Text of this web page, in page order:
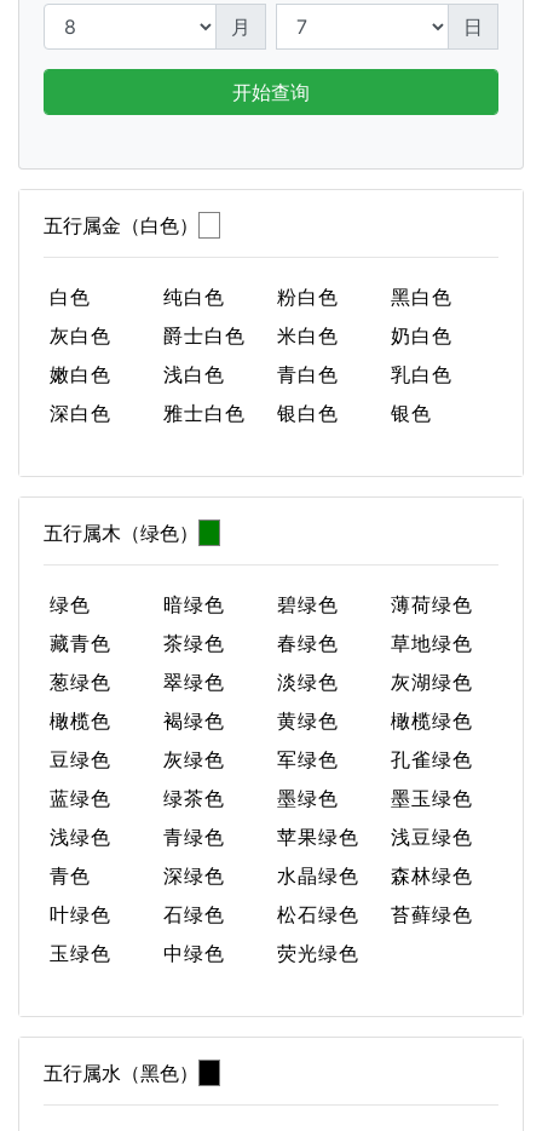
月 日
开始查询
五行属金（白色）
白色 纯白色 粉白色
黑白色
灰白色
爵士白色 米白色
奶白色
嫩白色
浅白色 青白色
乳白色
深白色
雅士白色 银白色 银色
五行属木（绿色）
绿色 暗绿色 碧绿色
薄荷绿色
藏青色
茶绿色 春绿色
草地绿色
葱绿色
翠绿色 淡绿色
灰湖绿色
橄榄色
褐绿色 黄绿色
橄榄绿色
豆绿色
灰绿色 军绿色
孔雀绿色
蓝绿色
绿茶色 墨绿色
墨玉绿色
浅绿色
青绿色 苹果绿色
浅豆绿色
青色
深绿色 水晶绿色
森林绿色
叶绿色
石绿色 松石绿色
苔藓绿色
玉绿色
中绿色 荧光绿色
五行属水（黑色）